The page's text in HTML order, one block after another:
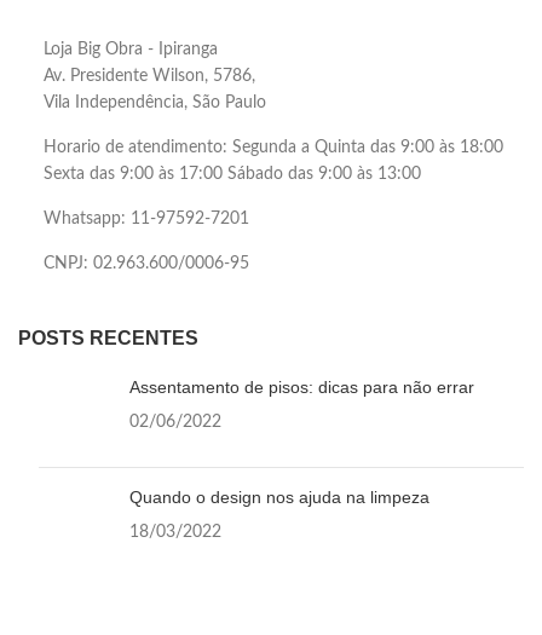
Loja Big Obra - Ipiranga
Av. Presidente Wilson, 5786,
Vila Independência, São Paulo
Horario de atendimento: Segunda a Quinta das 9:00 às 18:00
Sexta das 9:00 às 17:00 Sábado das 9:00 às 13:00
Whatsapp: 11-97592-7201
CNPJ: 02.963.600/0006-95
POSTS RECENTES
Assentamento de pisos: dicas para não errar
02/06/2022
Quando o design nos ajuda na limpeza
18/03/2022